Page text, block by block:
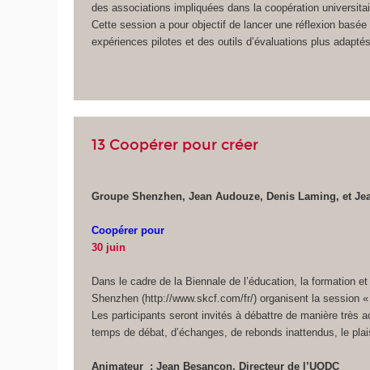
des associations impliquées dans la coopération
Cette session a pour objectif de lancer une réflexion
expériences pilotes et des outils d’évaluations plus adaptés.
13 Coopérer pour créer
Groupe Shenzhen, Jean Audouze, Denis Laming, et
Coopérer pour
30 juin
Dans le cadre de la Biennale de l’éducation, la formation
Shenzhen (http://www.skcf.com/fr/) organisent la session
Les participants seront invités à débattre de manière
temps de débat, d’échanges, de rebonds inattendus, le
Animateur : Jean Besançon, Directeur de l’UODC